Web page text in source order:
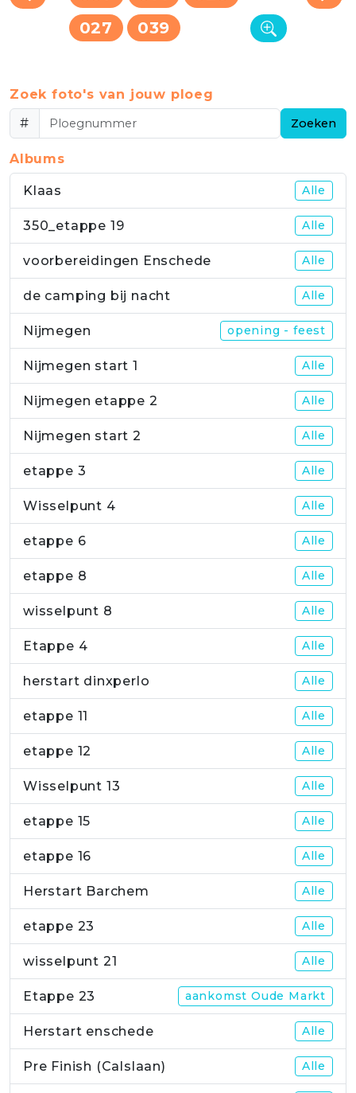
027
039
Zoek foto's van jouw ploeg
#
Zoeken
Albums
Klaas Alle
350_etappe 19 Alle
voorbereidingen Enschede Alle
de camping bij nacht Alle
Nijmegen opening - feest
Nijmegen start 1 Alle
Nijmegen etappe 2 Alle
Nijmegen start 2 Alle
etappe 3 Alle
Wisselpunt 4 Alle
etappe 6 Alle
etappe 8 Alle
wisselpunt 8 Alle
Etappe 4 Alle
herstart dinxperlo Alle
etappe 11 Alle
etappe 12 Alle
Wisselpunt 13 Alle
etappe 15 Alle
etappe 16 Alle
Herstart Barchem Alle
etappe 23 Alle
wisselpunt 21 Alle
Etappe 23 aankomst Oude Markt
Herstart enschede Alle
Pre Finish (Calslaan) Alle